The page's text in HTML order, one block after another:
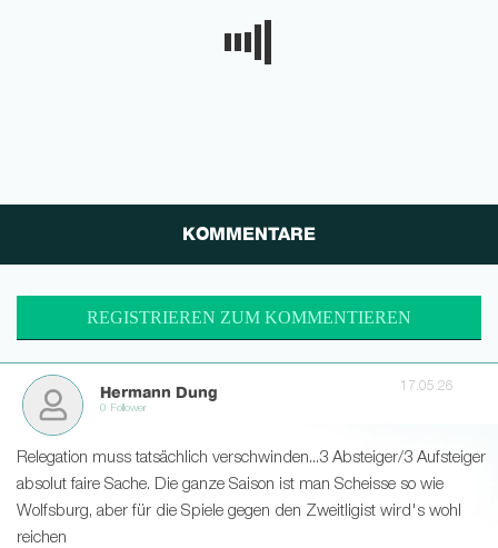
KOMMENTARE
REGISTRIEREN ZUM KOMMENTIEREN
Hermann Dung
0 Follower
17.05.26
Relegation muss tatsächlich verschwinden...3 Absteiger/3 Aufsteiger
absolut faire Sache. Die ganze Saison ist man Scheisse so wie
Wolfsburg, aber für die Spiele gegen den Zweitligist wird's wohl
reichen